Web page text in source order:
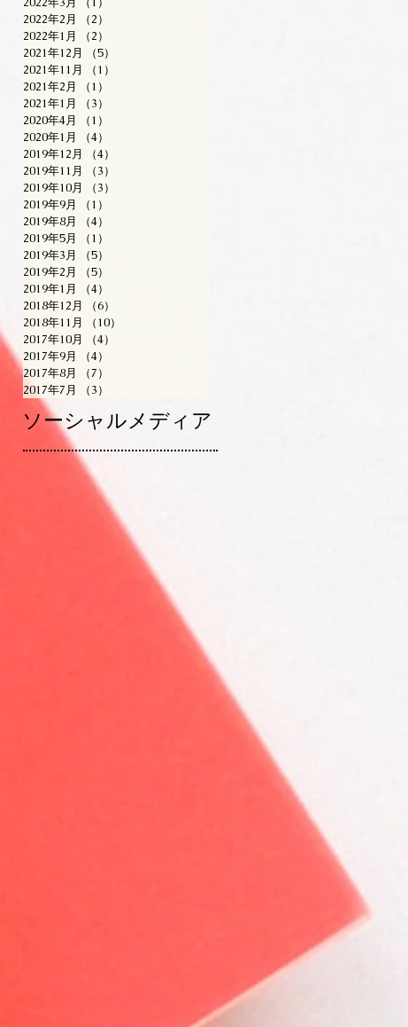
2022年2月
（2）
2022年1月
（2）
2021年12月
（5）
2021年11月
（1）
2021年2月
（1）
2021年1月
（3）
2020年4月
（1）
2020年1月
（4）
2019年12月
（4）
2019年11月
（3）
2019年10月
（3）
2019年9月
（1）
2019年8月
（4）
2019年5月
（1）
2019年3月
（5）
2019年2月
（5）
2019年1月
（4）
2018年12月
（6）
2018年11月
（10）
2017年10月
（4）
2017年9月
（4）
2017年8月
（7）
2017年7月
（3）
ソーシャルメディア